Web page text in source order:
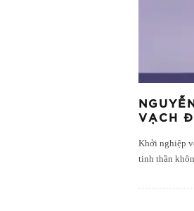
VẠCH
Khởi nghiệp
tinh thần